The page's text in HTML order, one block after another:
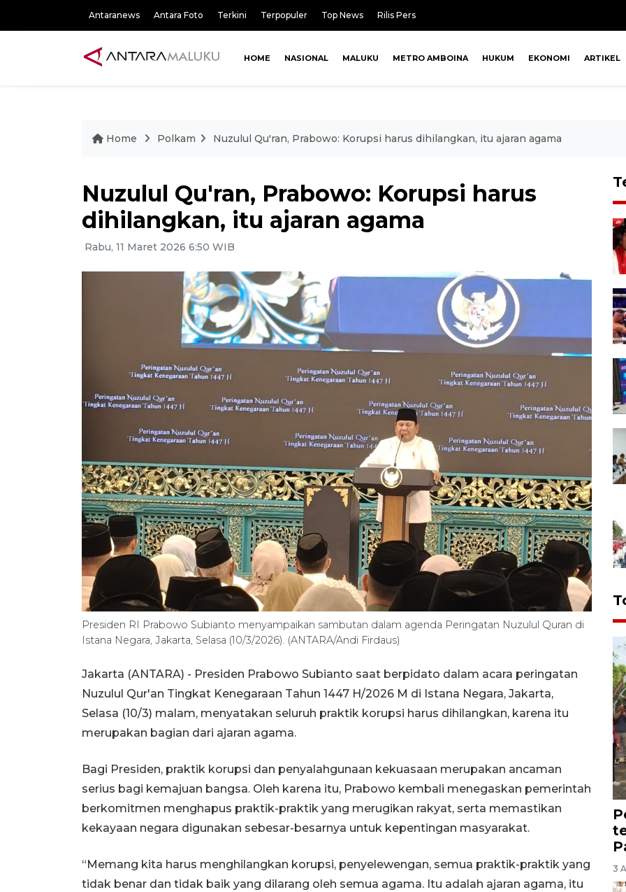
Antaranews Antara Foto Terkini Terpopuler Top News Rilis Pers
HOME NASIONAL MALUKU METRO AMBOINA HUKUM EKONOMI ARTIKEL
Home Polkam Nuzulul Qu'ran, Prabowo: Korupsi harus dihilangkan, itu ajaran agama
Nuzulul Qu'ran, Prabowo: Korupsi harus
dihilangkan, itu ajaran agama
Rabu, 11 Maret 2026 6:50 WIB
Presiden RI Prabowo Subianto menyampaikan sambutan dalam agenda Peringatan Nuzulul Quran di
Istana Negara, Jakarta, Selasa (10/3/2026). (ANTARA/Andi Firdaus)
Jakarta (ANTARA) - Presiden Prabowo Subianto saat berpidato dalam acara peringatan
Nuzulul Qur'an Tingkat Kenegaraan Tahun 1447 H/2026 M di Istana Negara, Jakarta,
Selasa (10/3) malam, menyatakan seluruh praktik korupsi harus dihilangkan, karena itu
merupakan bagian dari ajaran agama.
Bagi Presiden, praktik korupsi dan penyalahgunaan kekuasaan merupakan ancaman
serius bagi kemajuan bangsa. Oleh karena itu, Prabowo kembali menegaskan pemerintah
berkomitmen menghapus praktik-praktik yang merugikan rakyat, serta memastikan
kekayaan negara digunakan sebesar-besarnya untuk kepentingan masyarakat.
“Memang kita harus menghilangkan korupsi, penyelewengan, semua praktik-praktik yang
tidak benar dan tidak baik yang dilarang oleh semua agama. Itu adalah ajaran agama, itu
3